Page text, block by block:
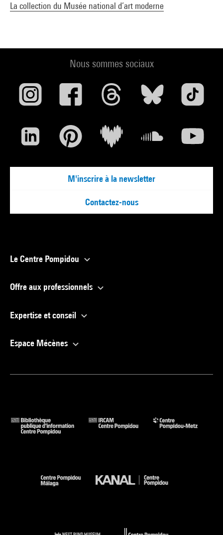
La collection du Musée national d’art moderne
Nous sommes sociaux
M'inscrire à la newsletter
Contactez-nous
Le Centre Pompidou
Offre aux professionnels
Expertise et conseil
Espace Mécènes